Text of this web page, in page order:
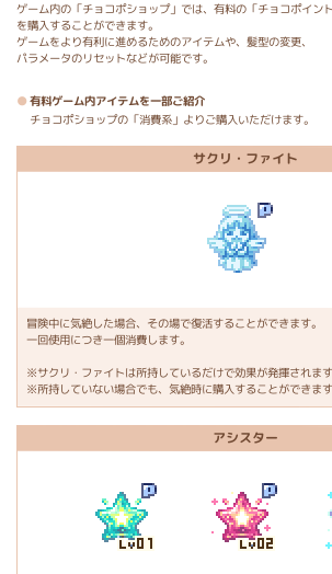
ゲーム内の「チョコポショップ」では、有料の「チョコポイン
を購入することができます。
ゲームをより有利に進めるためのアイテムや、髪型の変更、
パラメータのリセットなどが可能です。
有料ゲーム内アイテムを一部ご紹介
チョコポショップの「消費系」よりご購入いただけます。
サクリ・ファイト
冒険中に気絶した場合、その場で復活することができます。
一回使用につき一個消費します。
※サクリ・ファイトは所持しているだけで効果が発揮されます
※所持していない場合でも、気絶時に購入することができます
アシスター